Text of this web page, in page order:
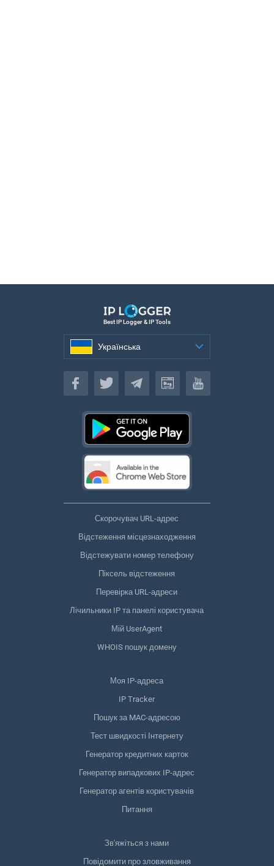
Best IP Logger & IP Tools
Українська
Українська
Скорочувач URL-адрес
Відстеження місцезнаходження
Відстежувати номер телефону
Піксель відстеження
Перевірка URL-адреси
Лічильники IP та панелі користувача
Мій UserAgent
WHOIS пошук домену
Моя IP-адреса
IP Tracker
Пошук за MAC-адресою
Тест швидкості Інтернету
Генератор кредитних карток
Генератор випадкових IP-адрес
Генератор агентів користувачів
Питання
Зв'яжіться з нами
Повідомити про зловживання